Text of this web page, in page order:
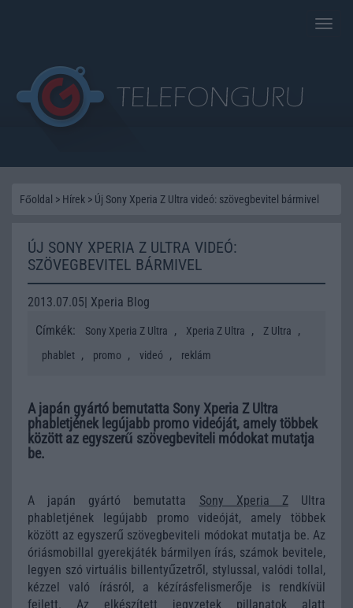
Toggle
Főoldal > Hírek > Új Sony Xperia Z Ultra videó: szövegbevitel bármivel
ÚJ SONY XPERIA Z ULTRA VIDEÓ:
SZÖVEGBEVITEL BÁRMIVEL
2013.07.05| Xperia Blog
Címkék:
Sony Xperia Z Ultra , Xperia Z Ultra , Z Ultra ,
phablet , promo , videó , reklám
A japán gyártó bemutatta Sony Xperia Z Ultra
phabletjének legújabb promo videóját, amely többek
között az egyszerű szövegbeviteli módokat mutatja
be.
A japán gyártó bemutatta Sony Xperia ZUltra
phabletjének legújabb promo videóját, amely többek
között az egyszerű szövegbeviteli módokat mutatja be. Az
óriásmobillal gyerekjáték bármilyen írás, számok bevitele,
legyen szó virtuális billentyűzetről, stylussal, valódi tollal,
kézzel való írásról, a kézírásfelismerője is rendkívül
fejlett. Az elkészített jegyzetek pillanatok alatt